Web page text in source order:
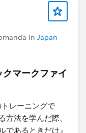
in Japan
マークファイ
レーニングで
方法を学んだ際、
であるときだけ』